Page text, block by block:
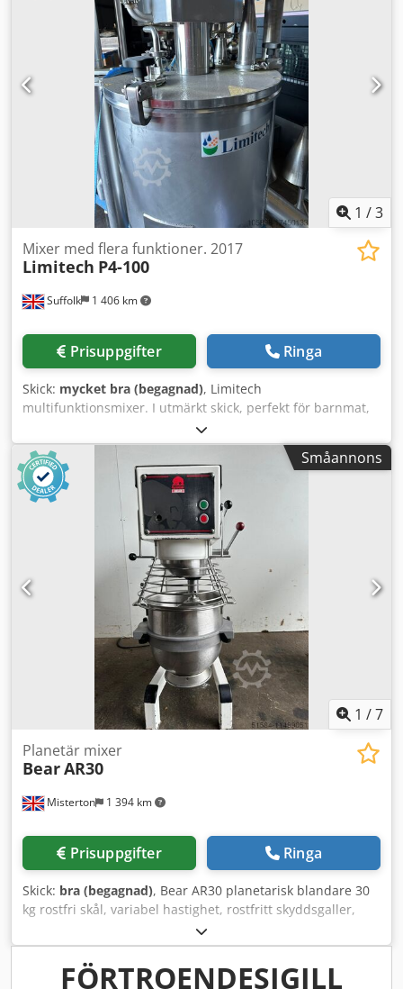
mer information, tekniska detaljer eller för att boka
visning, vänligen kontakta oss. Tillverkare: Herbort Modell:
159 CVM Tillverkningsår: 2013 * Behållarvolym: 320 liter *
Överföringskapacitet: 500 l/min (vatten) *
Homogeniseringsenhet: 11 kW * Maskinvikt: ca 850 kg
1 /3
Suffolk 1 406 km
Mixer med flera funktioner. 2017
Limitech P4-100
Prisuppgifter Ringa
Skick: mycket bra (begagnad), Limitech
multifunktionsmixer. I utmärkt skick, perfekt för barnmat,
färdigrätter, majonnäs, potatismos, processad ost med
mera. Fullständig specifikation kommer inom kort.
Dodpfjuyvfzsx Anzeck
Småannons
1 /7
Misterton 1 394 km
Planetär mixer
BearAR30
Prisuppgifter Ringa
Skick: bra (begagnad), Bear AR30 planetarisk blandare 30
kg rostfri skål, variabel hastighet, rostfritt skyddsgaller,
med flatblandare, degkrok och visptillsats, 3-fas Dodom Tx
E Njpfx Anzeck
FÖRTROENDESIGILL